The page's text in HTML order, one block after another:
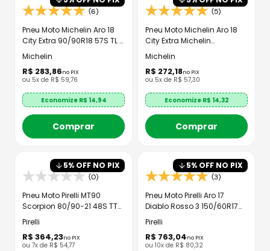
(6)
Pneu Moto Michelin Aro 18
City Extra 90/90R18 57S TL -
Traseiro
Michelin
R$ 283,86no PIX
ou 5x de R$ 59,76
Economize R$ 14,94
Comprar
(5)
Pneu Moto Michelin Aro 18
City Extra Michelin
80/100R18 47S TL - Dianteiro
Michelin
R$ 272,18no PIX
ou 5x de R$ 57,30
Economize R$ 14,32
Comprar
5% OFF NO PIX
(0)
Pneu Moto Pirelli MT90
Scorpion 80/90-21 48S TT
Dianteiro
Pirelli
R$ 364,23no PIX
ou 7x de R$ 54,77
5% OFF NO PIX
(3)
Pneu Moto Pirelli Aro 17
Diablo Rosso 3 150/60R17
66H TL - Traseiro
Pirelli
R$ 763,04no PIX
ou 10x de R$ 80,32